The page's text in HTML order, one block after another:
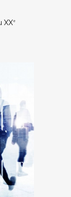
XXe